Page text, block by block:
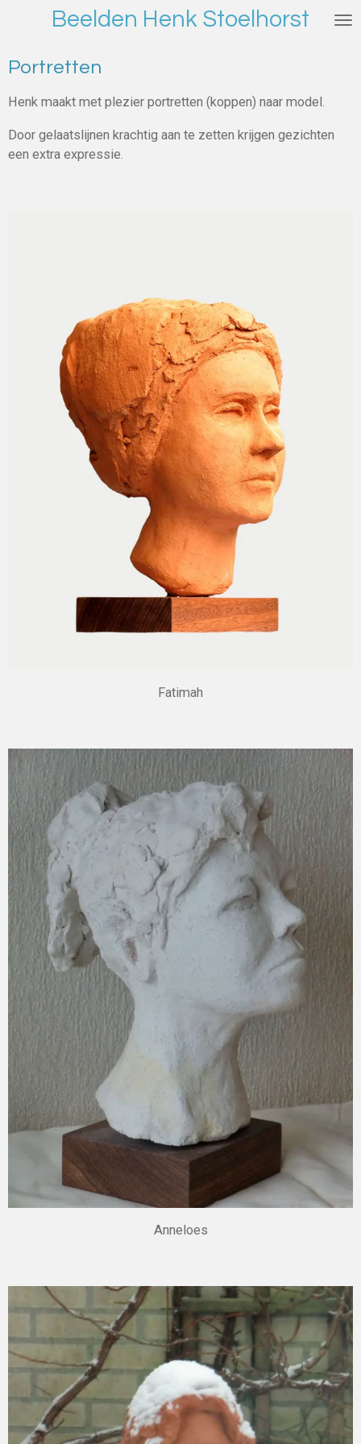
de
hoofdinhoud
Beelden Henk Stoelhorst
Portretten
Henk maakt met plezier portretten (koppen) naar model.
Door gelaatslijnen krachtig aan te zetten krijgen gezichten
een extra expressie.
Fatimah
Anneloes